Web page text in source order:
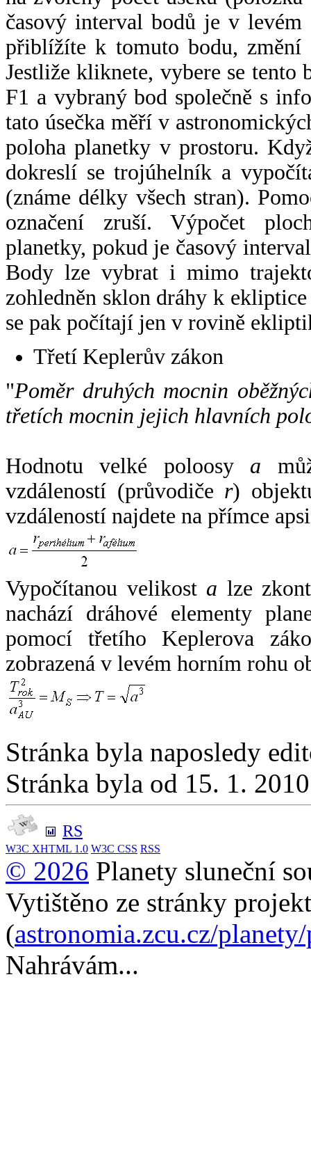
časový interval bodů je v
přiblížíte k tomuto bodu,
Jestliže kliknete, vybere se tento
F1 a vybraný bod společně s
tato úsečka měří v
poloha planetky v prostoru.
dokreslí se trojúhelník a
(známe délky všech stran).
označení zruší. Výpočet
planetky, pokud je časový
Body lze vybrat i mimo
zohledněn sklon dráhy k
se pak počítají jen v rovině
Třetí Keplerův zákon
"Poměr druhých mocnin
třetích mocnin jejich hlavních
Hodnotu velké poloosy a
vzdáleností (průvodiče r)
vzdáleností najdete na přímce
Vypočítanou velikost a lze
nachází dráhové elementy
pomocí třetího Keplerova
zobrazená v levém horním rohu
Stránka byla naposledy
Stránka byla od 15. 1.
RS
W3C XHTML 1.0 W3C CSS RSS
© 2026 Planety sluneční
Vytištěno ze stránky
(astronomia.zcu.cz/
Nahrávám...